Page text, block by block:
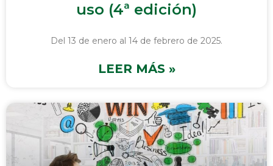
uso (4ª edición)
Del 13 de enero al 14 de febrero de 2025.
LEER MÁS »